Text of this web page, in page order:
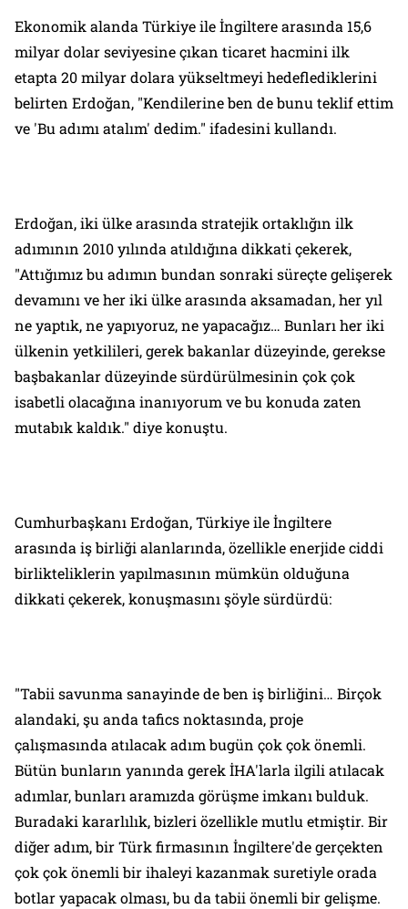
Ekonomik alanda Türkiye ile İngiltere arasında 15,6
milyar dolar seviyesine çıkan ticaret hacmini ilk
etapta 20 milyar dolara yükseltmeyi hedeflediklerini
belirten Erdoğan, "Kendilerine ben de bunu teklif ettim
ve 'Bu adımı atalım' dedim." ifadesini kullandı.
Erdoğan, iki ülke arasında stratejik ortaklığın ilk
adımının 2010 yılında atıldığına dikkati çekerek,
"Attığımız bu adımın bundan sonraki süreçte gelişerek
devamını ve her iki ülke arasında aksamadan, her yıl
ne yaptık, ne yapıyoruz, ne yapacağız… Bunları her iki
ülkenin yetkilileri, gerek bakanlar düzeyinde, gerekse
başbakanlar düzeyinde sürdürülmesinin çok çok
isabetli olacağına inanıyorum ve bu konuda zaten
mutabık kaldık." diye konuştu.
Cumhurbaşkanı Erdoğan, Türkiye ile İngiltere
arasında iş birliği alanlarında, özellikle enerjide ciddi
birlikteliklerin yapılmasının mümkün olduğuna
dikkati çekerek, konuşmasını şöyle sürdürdü:
"Tabii savunma sanayinde de ben iş birliğini… Birçok
alandaki, şu anda tafics noktasında, proje
çalışmasında atılacak adım bugün çok çok önemli.
Bütün bunların yanında gerek İHA'larla ilgili atılacak
adımlar, bunları aramızda görüşme imkanı bulduk.
Buradaki kararlılık, bizleri özellikle mutlu etmiştir. Bir
diğer adım, bir Türk firmasının İngiltere'de gerçekten
çok çok önemli bir ihaleyi kazanmak suretiyle orada
botlar yapacak olması, bu da tabii önemli bir gelişme.